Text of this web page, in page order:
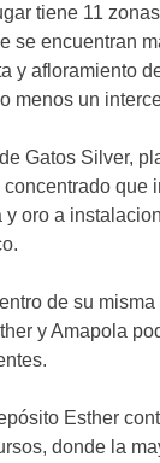
tiene 11
se encuentran
y afloramiento
menos un
Gatos Silver,
que
y oro a
de su
y Amapola
Esther
donde la